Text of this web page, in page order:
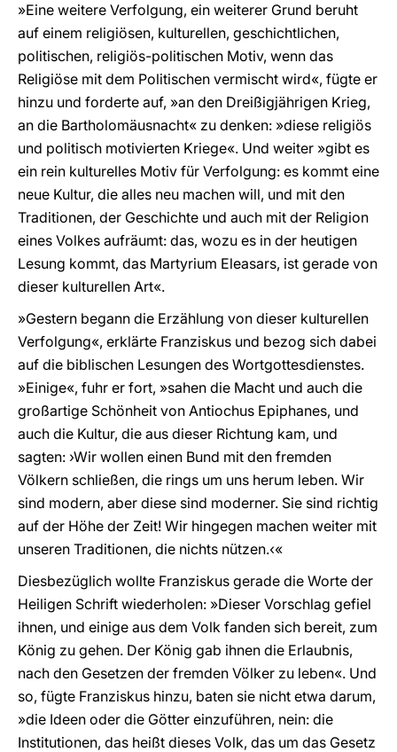
»Eine weitere Verfolgung, ein weiterer Grund beruht
auf einem religiösen, kulturellen, geschichtlichen,
politischen, religiös-politischen Motiv, wenn das
Religiöse mit dem Politischen vermischt wird«, fügte er
hinzu und forderte auf, »an den Dreißigjährigen Krieg,
an die Bartholomäusnacht« zu denken: »diese religiös
und politisch motivierten Kriege«. Und weiter »gibt es
ein rein kulturelles Motiv für Verfolgung: es kommt eine
neue Kultur, die alles neu machen will, und mit den
Traditionen, der Geschichte und auch mit der Religion
eines Volkes aufräumt: das, wozu es in der heutigen
Lesung kommt, das Martyrium Eleasars, ist gerade von
dieser kulturellen Art«.
»Gestern begann die Erzählung von dieser kulturellen
Verfolgung«, erklärte Franziskus und bezog sich dabei
auf die biblischen Lesungen des Wortgottesdienstes.
»Einige«, fuhr er fort, »sahen die Macht und auch die
großartige Schönheit von Antiochus Epiphanes, und
auch die Kultur, die aus dieser Richtung kam, und
sagten: ›Wir wollen einen Bund mit den fremden
Völkern schließen, die rings um uns herum leben. Wir
sind modern, aber diese sind moderner. Sie sind richtig
auf der Höhe der Zeit! Wir hingegen machen weiter mit
unseren Traditionen, die nichts nützen.‹«
Diesbezüglich wollte Franziskus gerade die Worte der
Heiligen Schrift wiederholen: »Dieser Vorschlag gefiel
ihnen, und einige aus dem Volk fanden sich bereit, zum
König zu gehen. Der König gab ihnen die Erlaubnis,
nach den Gesetzen der fremden Völker zu leben«. Und
so, fügte Franziskus hinzu, baten sie nicht etwa darum,
»die Ideen oder die Götter einzuführen, nein: die
Institutionen, das heißt dieses Volk, das um das Gesetz